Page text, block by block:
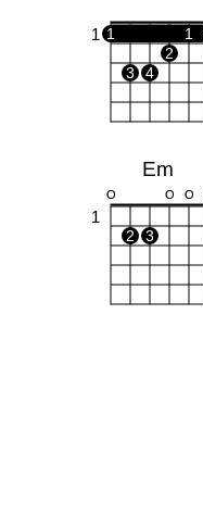
1 1 1
2
3
4
Em
O O O
1
2 3